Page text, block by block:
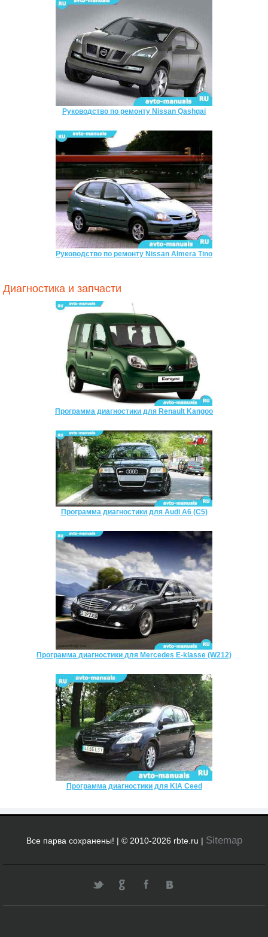
Руководство по ремонту Nissan Qashqai
Руководство по ремонту Nissan Almera Tino
Диагностика и запчасти
Программа диагностики для Renault Kangoo
Программа диагностики для Audi A6 (C5)
Программа диагностики для Mercedes E-klasse (W212)
Программа диагностики для KIA Ceed
Все парва сохранены! | © 2010-2026 rbte.ru | Sitemap